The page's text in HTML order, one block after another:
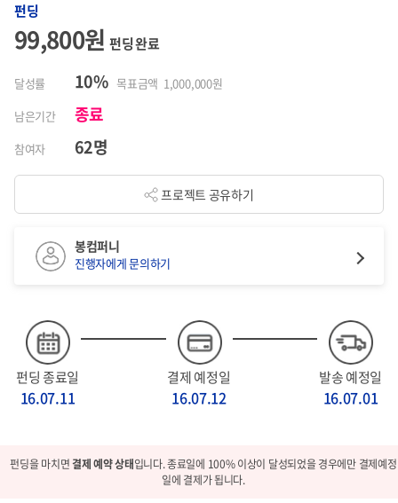
펀딩
99,800원펀딩 완료
달성률 10% 목표금액 1,000,000원
남은기간
종료
참여자 62명
프로젝트 공유하기
펀딩 종료일
16.07.11
결제 예정일
16.07.12
발송 예정일
16.07.01
봉컴퍼니
진행자에게 문의하기
펀딩을 마치면결제 예약 상태입니다. 종료일에 100% 이상이 달성되었을 경우에만 결제예정
일에 결제가 됩니다.